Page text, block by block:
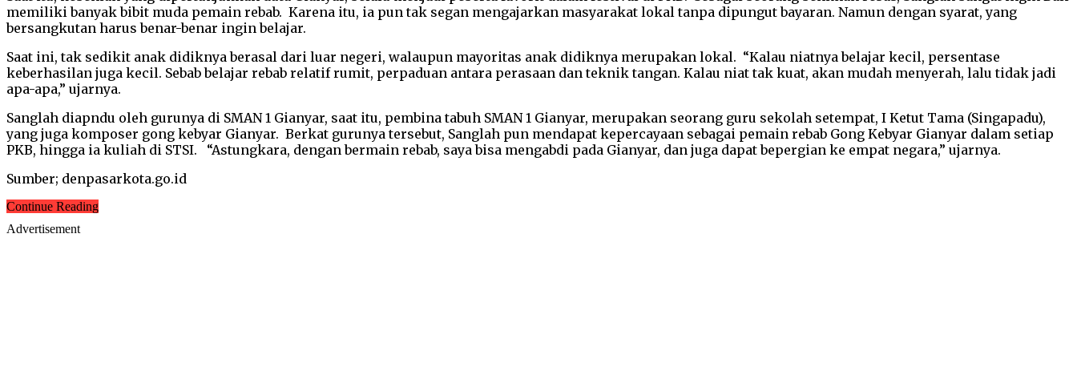
memiliki banyak bibit muda pemain rebab. Karena itu, ia pun tak segan mengajarkan masyarakat lokal tanpa dipungut bayaran. Namun dengan syarat, yang
bersangkutan harus benar-benar ingin belajar.
Saat ini, tak sedikit anak didiknya berasal dari luar negeri, walaupun mayoritas anak didiknya merupakan lokal. “Kalau niatnya belajar kecil, persentase
keberhasilan juga kecil. Sebab belajar rebab relatif rumit, perpaduan antara perasaan dan teknik tangan. Kalau niat tak kuat, akan mudah menyerah, lalu tidak jadi
apa-apa,” ujarnya.
Sanglah diapndu oleh gurunya di SMAN 1 Gianyar, saat itu, pembina tabuh SMAN 1 Gianyar, merupakan seorang guru sekolah setempat, I Ketut Tama (Singapadu),
yang juga komposer gong kebyar Gianyar. Berkat gurunya tersebut, Sanglah pun mendapat kepercayaan sebagai pemain rebab Gong Kebyar Gianyar dalam setiap
PKB, hingga ia kuliah di STSI. “Astungkara, dengan bermain rebab, saya bisa mengabdi pada Gianyar, dan juga dapat bepergian ke empat negara,” ujarnya.
Sumber; denpasarkota.go.id
Continue Reading
Advertisement